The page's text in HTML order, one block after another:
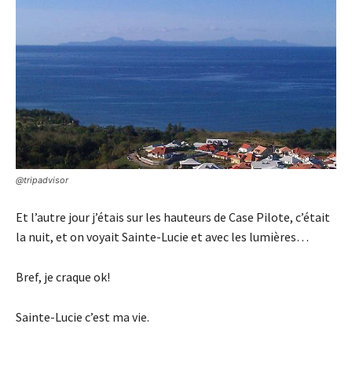
@tripadvisor
Et l’autre jour j’étais sur les hauteurs de Case Pilote, c’était
la nuit, et on voyait Sainte-Lucie et avec les lumières…
Bref, je craque ok!
Sainte-Lucie c’est ma vie.